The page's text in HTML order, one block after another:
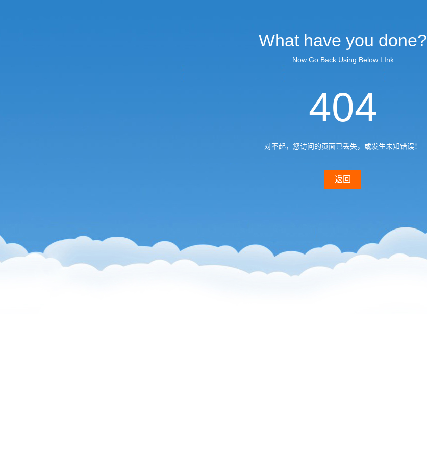
What have you done?
Now Go Back Using Below LInk
404
对不起，您访问的页面已丢失，或发生未知错误！
返回